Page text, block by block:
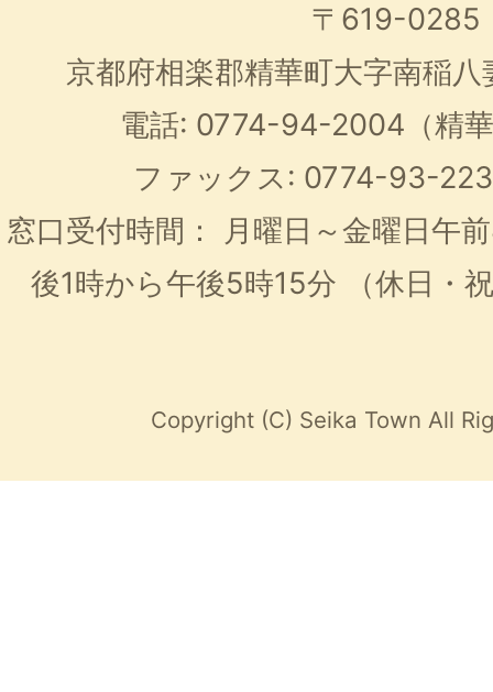
〒619-0285
京都府相楽郡精華町大字南稲
電話: 0774-94-2004（精
ファックス: 0774-93-
窓口受付時間：
月曜日～金曜日午
後1時から午後5時15分
（休日・
Copyright (C) Seika Town All